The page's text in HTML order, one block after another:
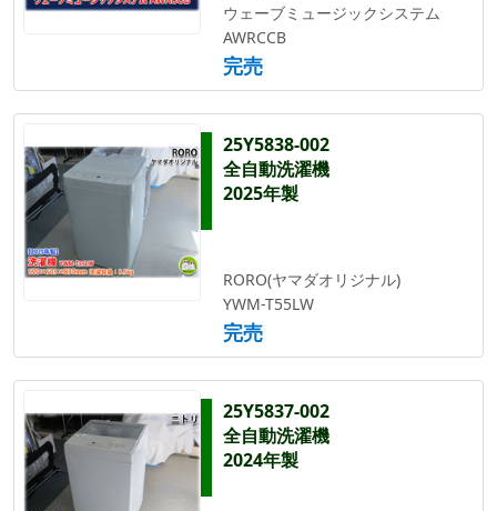
ウェーブミュージックシステム
AWRCCB
完売
25Y5838-002
全自動洗濯機
2025年製
RORO(ヤマダオリジナル)
YWM-T55LW
完売
25Y5837-002
全自動洗濯機
2024年製